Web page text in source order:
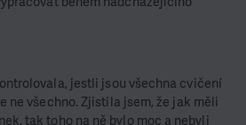
jestli jsou všechna cvičení
ne všechno. Zjistila jsem, že jak měli
tak toho na ně bylo moc a nebyli